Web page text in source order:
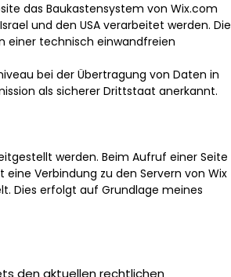
das Baukastensystem von Wix.com
und den USA verarbeitet werden. Die
einer technisch einwandfreien
bei der Übertragung von Daten in
als sicherer Drittstaat anerkannt.
werden. Beim Aufruf einer Seite
Verbindung zu den Servern von Wix
Dies erfolgt auf Grundlage meines
den aktuellen rechtlichen